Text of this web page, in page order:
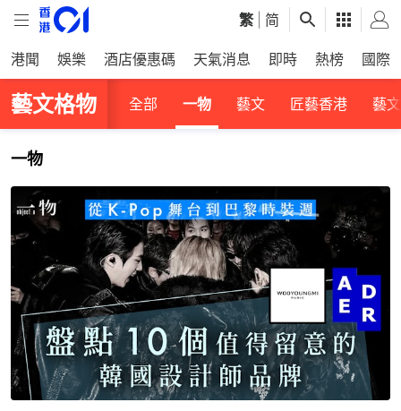
繁 简
港聞 娛樂 酒店優惠碼 天氣消息 即時 熱榜 國際
藝文格物 全部 一物 藝文 匠藝香港 藝
一物